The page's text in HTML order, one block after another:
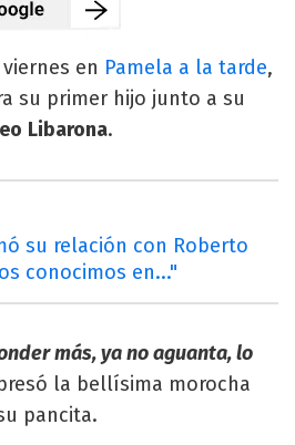
en Pamela a la tarde,
su primer hijo junto a su
Libarona.
su relación con Roberto
conocimos en..."
más, ya no aguanta, lo
la bellísima morocha
pancita.